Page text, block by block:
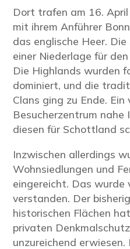
Dort trafen am 16.
mit ihrem Anführer
das englische Heer.
einer Niederlage für
Die Highlands wurden
dominiert, und die
Clans ging zu Ende. Ein
Besucherzentrum nahe
diesen für Schottland
Inzwischen allerdings
Wohnsiedlungen und
eingereicht. Das wurde
verstanden. Der
historischen Flächen
privaten
unzureichend erwiesen.